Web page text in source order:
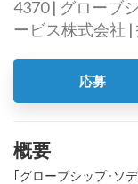
4370 | グローブ
ービス株式会社
応募
概要
｢グローブシップ･ソ